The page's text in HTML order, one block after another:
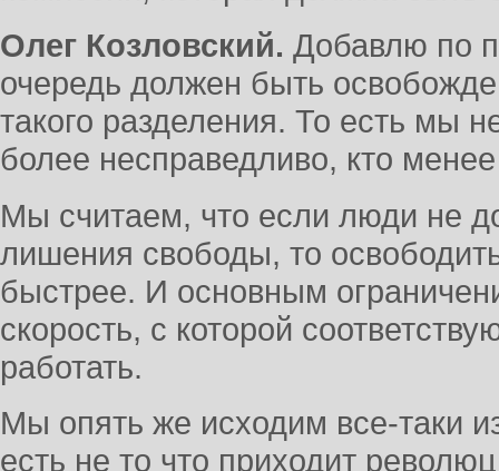
Олег Козловский. Добавлю по
очередь должен быть
такого разделения. То есть мы
более несправедливо, кто
Мы считаем, что если люди не
лишения свободы, то
быстрее. И основным
скорость, с которой
работать.
Мы опять же исходим все-таки
есть не то что приходит